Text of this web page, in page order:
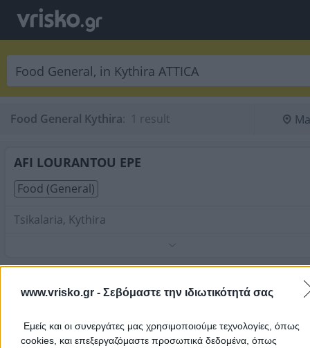
www.vrisko.gr - Σεβόμαστε την ιδιωτικότητά σας
Εμείς και οι συνεργάτες μας χρησιμοποιούμε τεχνολογίες, όπως
cookies, και επεξεργαζόμαστε προσωπικά δεδομένα, όπως
Food General Kythira: 1 result
AFI LOURANTOU EPE
Food (General)
Tsikalaria, Kythira
Search Terms:Food General , Kythira
In this section you can find Food General Kythira. You can
map to find the exact location of the business and get directions